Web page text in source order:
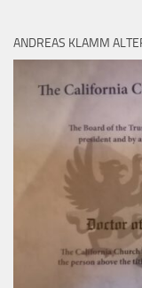
ANDREAS KLAMM